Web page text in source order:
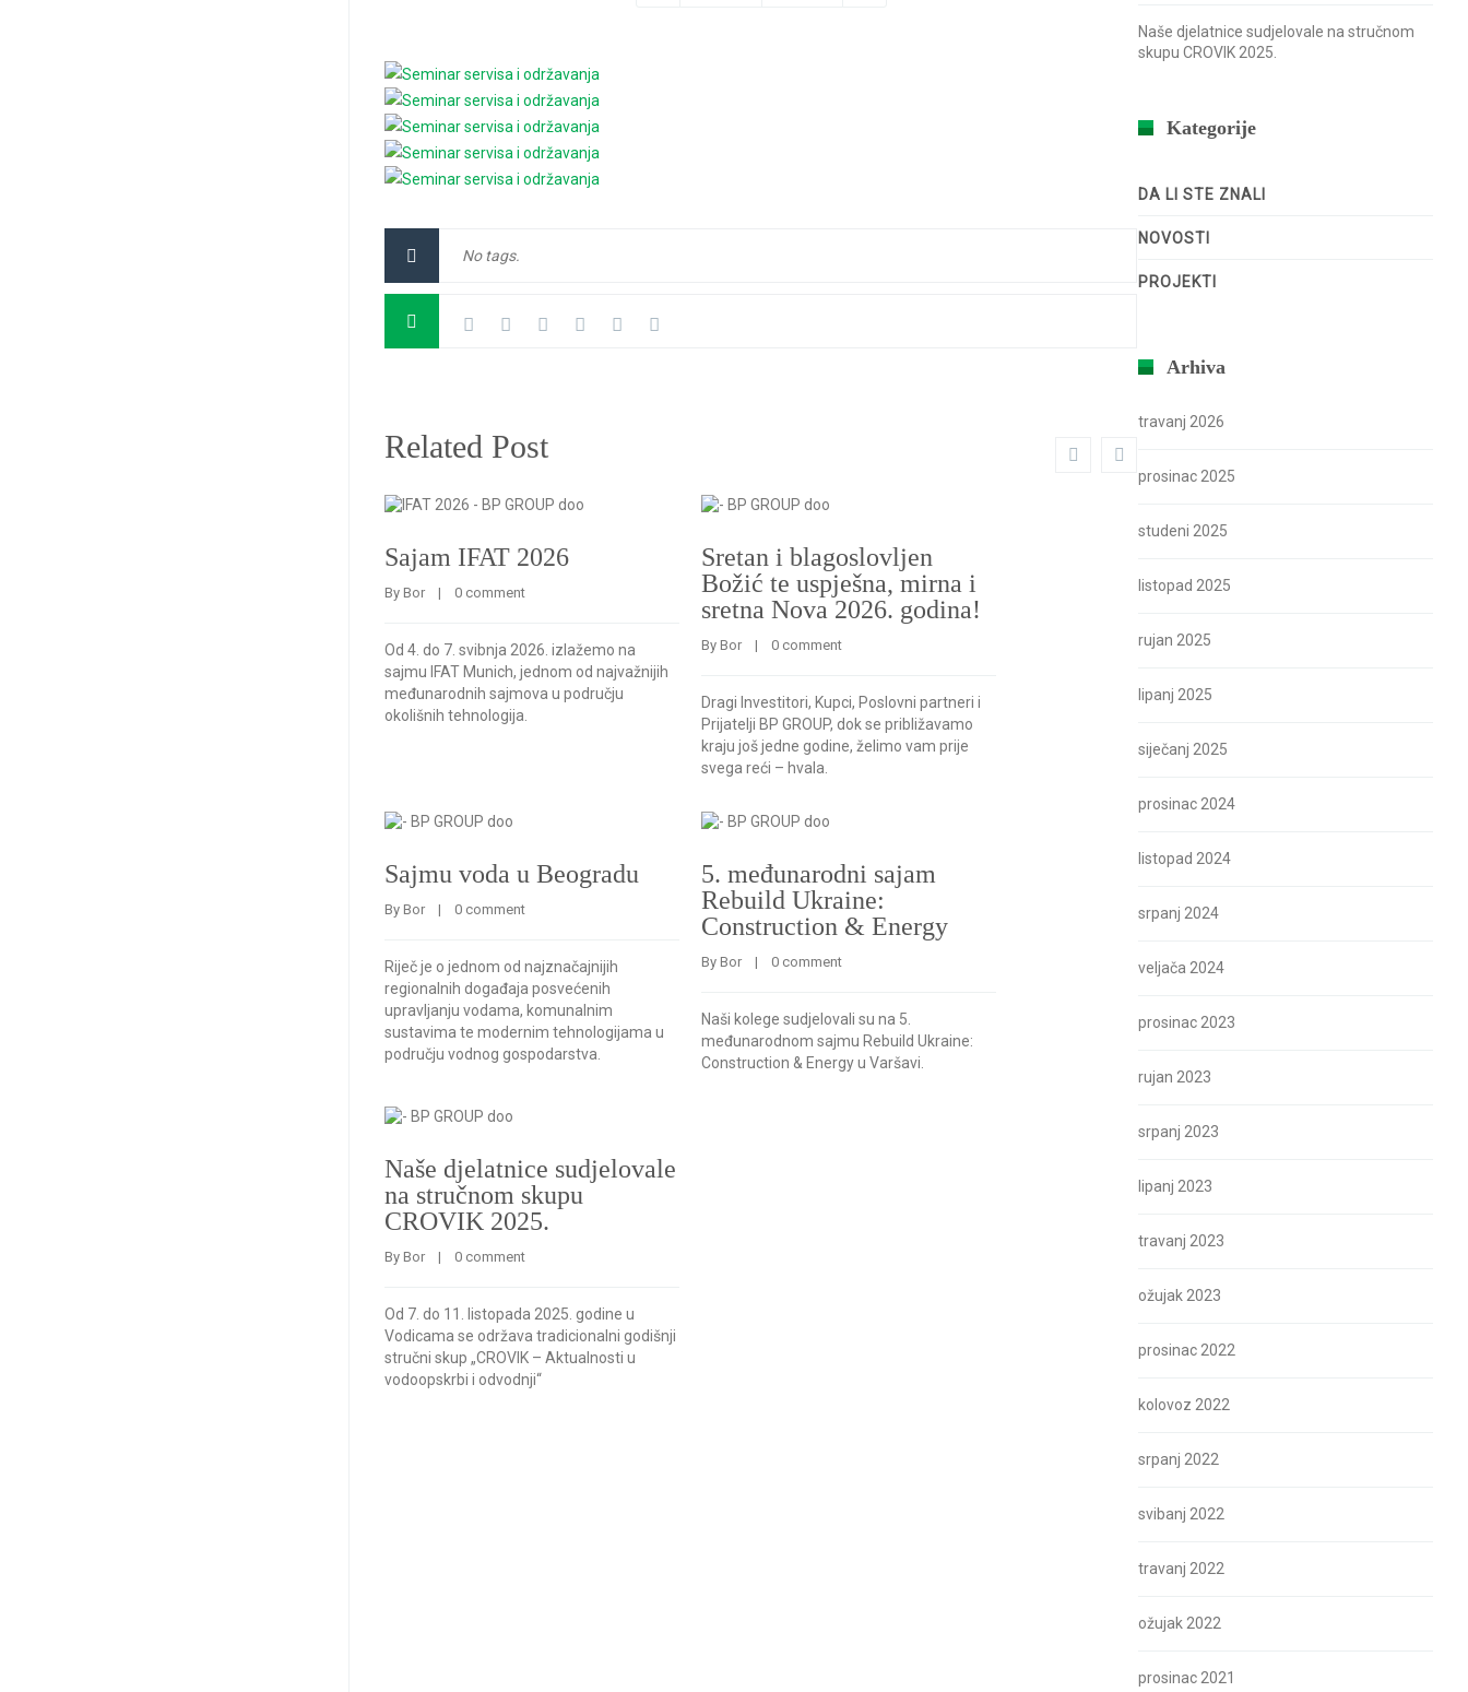
No tags.
Related Post
Sajam IFAT 2026
By Bor
    |
0 comment
Od 4. do 7. svibnja 2026. izlažemo na
sajmu IFAT Munich, jednom od najvažnijih
međunarodnih sajmova u području
okolišnih tehnologija.
Sretan i blagoslovljen
Božić te uspješna, mirna i
sretna Nova 2026. godina!
By Bor
    |
0 comment
Dragi Investitori, Kupci, Poslovni partneri i
Prijatelji BP GROUP, dok se približavamo
kraju još jedne godine, želimo vam prije
svega reći – hvala.
Sajmu voda u Beogradu
By Bor
    |
0 comment
Riječ je o jednom od najznačajnijih
regionalnih događaja posvećenih
upravljanju vodama, komunalnim
sustavima te modernim tehnologijama u
području vodnog gospodarstva.
5. međunarodni sajam
Rebuild Ukraine:
Construction & Energy
By Bor
    |
0 comment
Naši kolege sudjelovali su na 5.
međunarodnom sajmu Rebuild Ukraine:
Construction & Energy u Varšavi.
Naše djelatnice sudjelovale
na stručnom skupu
CROVIK 2025.
By Bor
    |
0 comment
Od 7. do 11. listopada 2025. godine u
Vodicama se održava tradicionalni godišnji
stručni skup „CROVIK – Aktualnosti u
vodoopskrbi i odvodnji“
Naše djelatnice sudjelovale na stručnom
skupu CROVIK 2025.
Kategorije
DA LI STE ZNALI
NOVOSTI
PROJEKTI
Arhiva
travanj 2026
prosinac 2025
studeni 2025
listopad 2025
rujan 2025
lipanj 2025
siječanj 2025
prosinac 2024
listopad 2024
srpanj 2024
veljača 2024
prosinac 2023
rujan 2023
srpanj 2023
lipanj 2023
travanj 2023
ožujak 2023
prosinac 2022
kolovoz 2022
srpanj 2022
svibanj 2022
travanj 2022
ožujak 2022
prosinac 2021